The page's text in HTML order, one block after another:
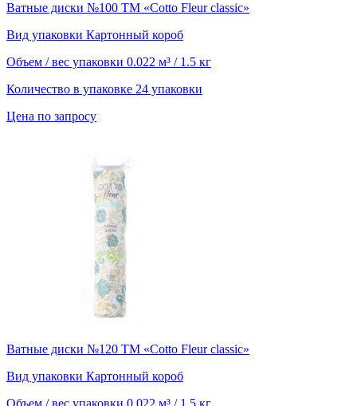
Ватные диски №100 ТМ «Cotto Fleur classic»
Вид упаковки Картонный короб
Объем / вес упаковки 0.022 м³ / 1.5 кг
Количество в упаковке 24 упаковки
Цена по запросу
Ватные диски №120 ТМ «Cotto Fleur classic»
Вид упаковки Картонный короб